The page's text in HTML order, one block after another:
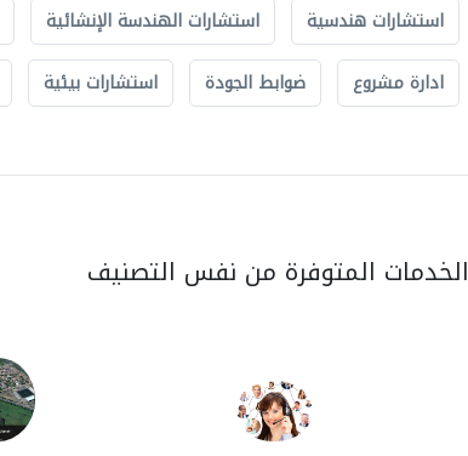
استشارات هندسية استشارات الهندسة الإنشائية
ادارة مشروع
ضوابط الجودة استشارات بيئية
الخدمات المتوفرة من نفس التصنيف